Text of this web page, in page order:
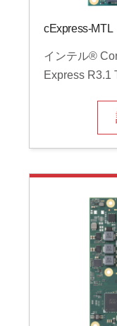
cExpress-MTL
インテル®
Express R3.1